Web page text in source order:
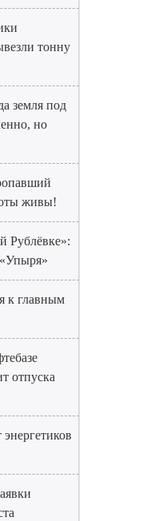
тонну
земля под
но
живы!
Рублёвке»:
к главным
отпуска